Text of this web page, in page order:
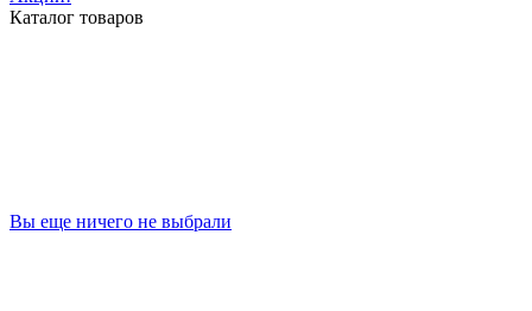
Каталог товаров
Вы еще ничего не выбрали